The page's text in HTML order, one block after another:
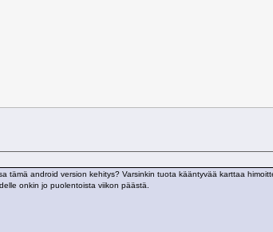
android version kehitys? Varsinkin tuota kääntyvää karttaa
onkin jo puolentoista viikon päästä.